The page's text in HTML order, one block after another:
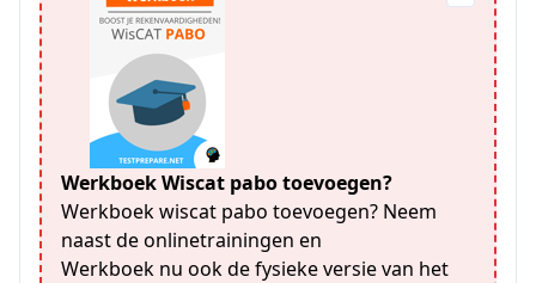
Werkboek Wiscat pabo toevoegen?
Werkboek wiscat pabo toevoegen? Neem
naast de onlinetrainingen en
Werkboek nu ook de fysieke versie van het